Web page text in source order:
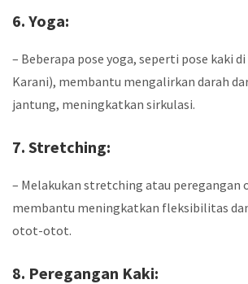
6. Yoga:
– Beberapa pose yoga, seperti pose kaki
Karani), membantu mengalirkan darah
jantung, meningkatkan sirkulasi.
7. Stretching:
– Melakukan stretching atau
membantu meningkatkan fleksibilitas
otot-otot.
8. Peregangan Kaki: